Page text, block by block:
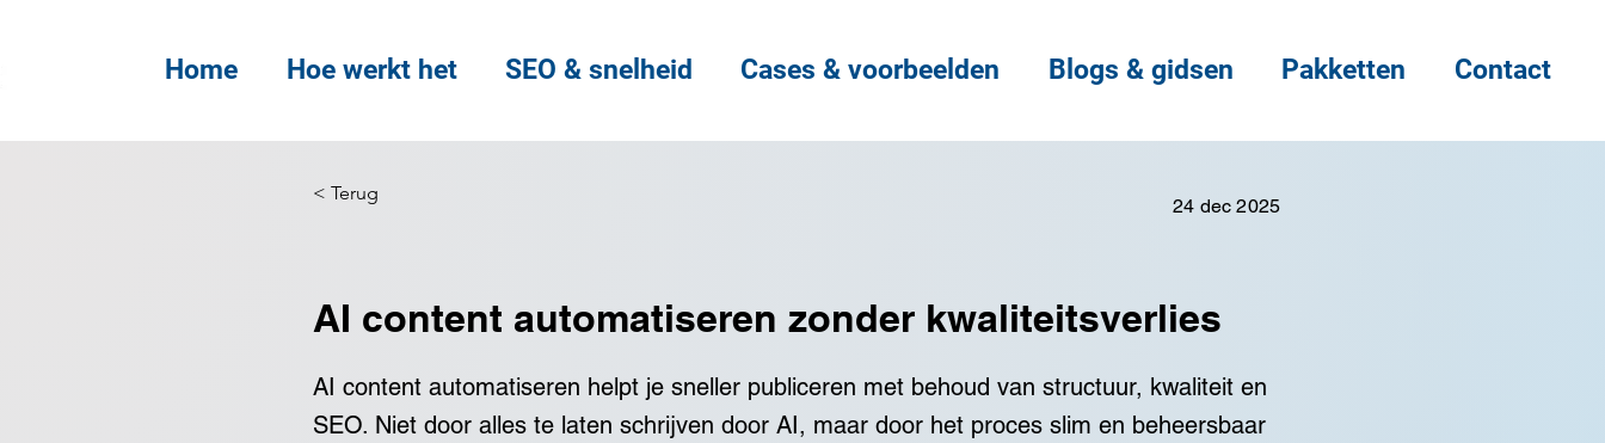
Home Hoe werkt het SEO & snelheid Cases & voorbeelden Blogs & gidsen Pakketten Contact
< Terug
24 dec 2025
AI content automatiseren zonder kwaliteitsverlies
AI content automatiseren helpt je sneller publiceren met behoud van structuur, kwaliteit en
SEO. Niet door alles te laten schrijven door AI, maar door het proces slim en beheersbaar